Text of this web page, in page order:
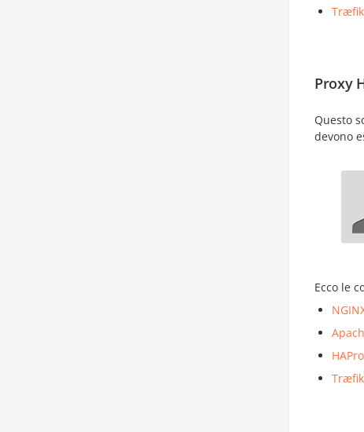
Træfik
Proxy
Questo
devono
Ecco le
Træfik